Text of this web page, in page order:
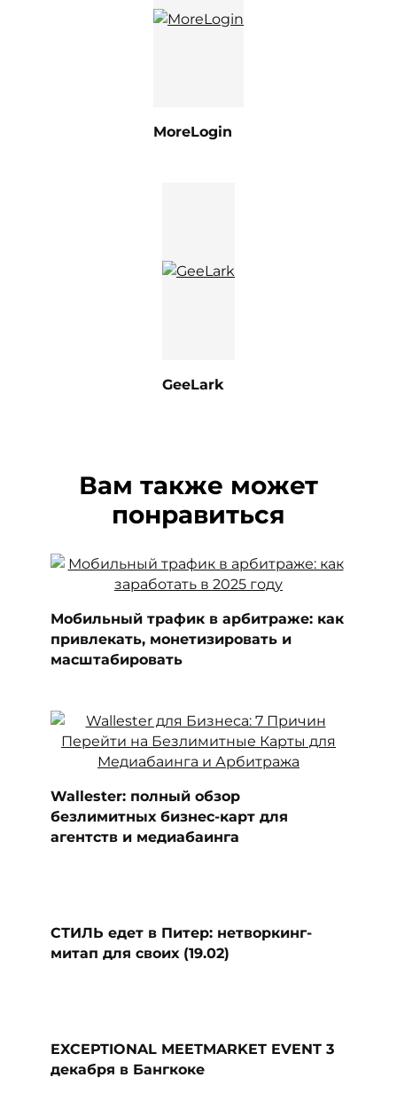
MoreLogin
GeeLark
Вам также может
понравиться
Мобильный трафик в арбитраже: как
привлекать, монетизировать и
масштабировать
Wallester: полный обзор
безлимитных бизнес-карт для
агентств и медиабаинга
СТИЛЬ едет в Питер: нетворкинг-
митап для своих (19.02)
EXCEPTIONAL MEETMARKET EVENT 3
декабря в Бангкоке